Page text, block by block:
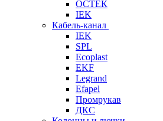
ОСТЕК
IEK
Кабель-канал
IEK
SPL
Ecoplast
EKF
Legrand
Efapel
Промрукав
ДКС